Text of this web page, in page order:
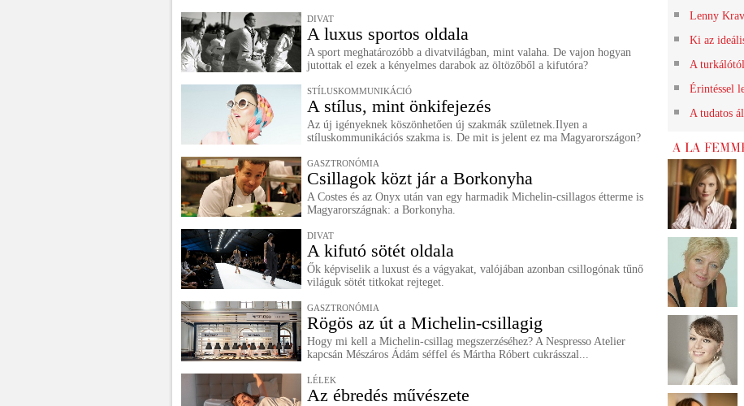
DIVAT
A luxus sportos oldala
A sport meghatározóbb a divatvilágban, mint valaha. De vajon hogyan
jutottak el ezek a kényelmes darabok az öltözőből a kifutóra?
STÍLUSKOMMUNIKÁCIÓ
A stílus, mint önkifejezés
Az új igényeknek köszönhetően új szakmák születnek.Ilyen a
stíluskommunikációs szakma is. De mit is jelent ez ma Magyarországon?
GASZTRONÓMIA
Csillagok közt jár a Borkonyha
A Costes és az Onyx után van egy harmadik Michelin-csillagos étterme is
Magyarországnak: a Borkonyha.
DIVAT
A kifutó sötét oldala
Ők képviselik a luxust és a vágyakat, valójában azonban csillogónak tűnő
világuk sötét titkokat rejteget.
GASZTRONÓMIA
Rögös az út a Michelin-csillagig
Hogy mi kell a Michelin-csillag megszerzéséhez? A Nespresso Atelier
kapcsán Mészáros Ádám séffel és Mártha Róbert cukrásszal...
LÉLEK
Az ébredés művészete
Lenny
Ki az
A
Érintéssel
A tudatos